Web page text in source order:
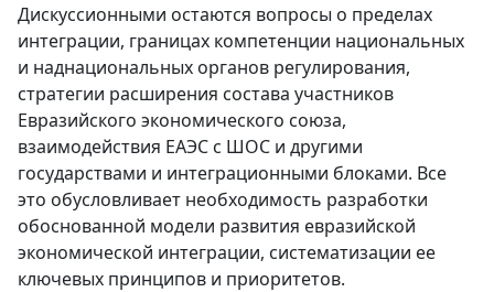
Дискуссионными остаются вопросы о пределах
интеграции, границах компетенции национальных
и наднациональных органов регулирования,
стратегии расширения состава участников
Евразийского экономического союза,
взаимодействия ЕАЭС с ШОС и другими
государствами и интеграционными блоками. Все
это обусловливает необходимость разработки
обоснованной модели развития евразийской
экономической интеграции, систематизации ее
ключевых принципов и приоритетов.